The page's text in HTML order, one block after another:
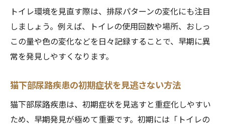
トイレ環境を見直す際は、排尿パターンの変化にも注目
しましょう。例えば、トイレの使用回数や場所、おしっ
この量や色の変化などを日々記録することで、早期に異
常を発見しやすくなります。
猫下部尿路疾患の初期症状を見逃さない方法
猫下部尿路疾患は、初期症状を見逃すと重症化しやすい
ため、早期発見が極めて重要です。初期には「トイレの